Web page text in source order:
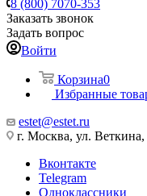
8 (800) 7070-353
Заказать звонок
Задать вопрос
Войти
Корзина0
Избранные
estet@estet.ru
г. Москва, ул. Веткина,
Вконтакте
Telegram
Одноклассники